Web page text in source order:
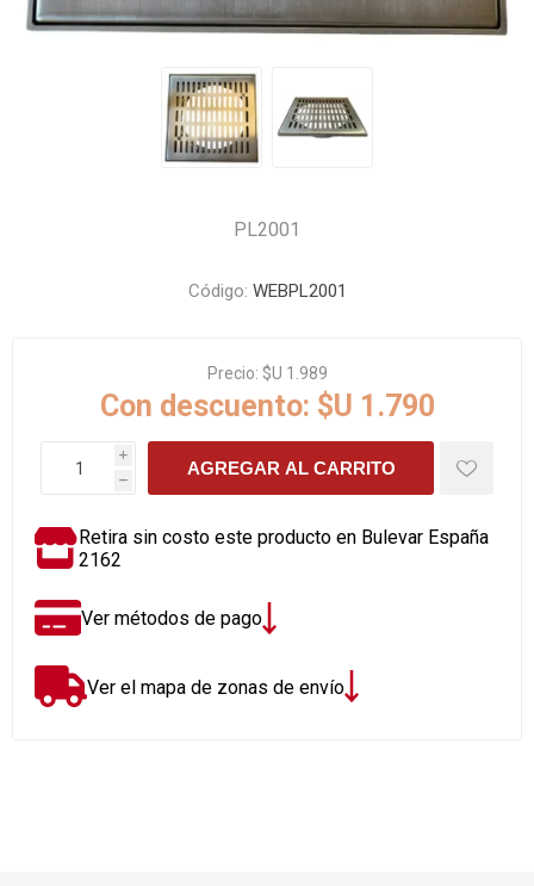
PL2001
Código: WEBPL2001
Precio: $U 1.989
Con descuento: $U 1.790
i
h
AGREGAR AL CARRITO
Retira sin costo este producto en Bulevar España
2162
Ver métodos de pago
Ver el mapa de zonas de envío